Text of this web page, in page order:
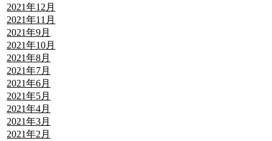
2021年12月
2021年11月
2021年9月
2021年10月
2021年8月
2021年7月
2021年6月
2021年5月
2021年4月
2021年3月
2021年2月